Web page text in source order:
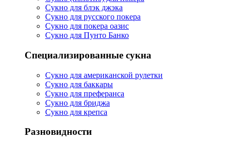
Сукно для блэк джэка
Сукно для русского покера
Сукно для покера оазис
Сукно для Пунто Банко
Специализированные сукна
Сукно для американской рулетки
Сукно для баккары
Сукно для преферанса
Сукно для бриджа
Сукно для крепса
Разновидности